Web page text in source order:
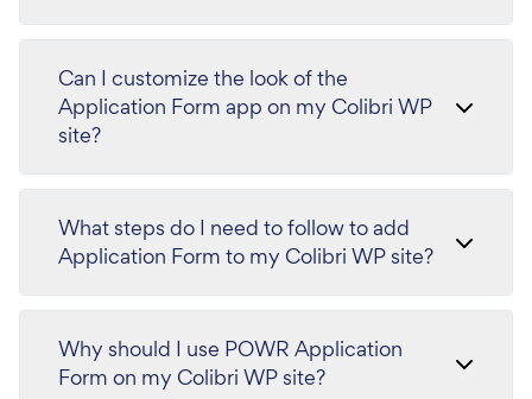
Can I customize the look of the
Application Form app on my Colibri WP
site?
What steps do I need to follow to add
Application Form to my Colibri WP site?
Why should I use POWR Application
Form on my Colibri WP site?